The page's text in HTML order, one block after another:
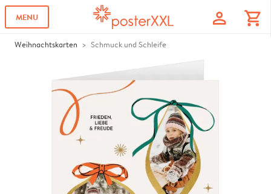
MENU profile shopping_cart
Weihnachtskarten Schmuck und Schleife